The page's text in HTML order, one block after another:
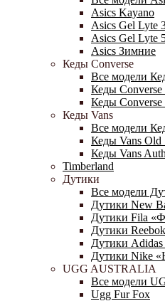
Asics Kayano
Asics Gel Lyte
Asics Gel Lyte
Asics Зимние
Кеды Converse
Все модели
Кеды
Кеды
Кеды Vans
Все модели
Кеды Vans Old
Кеды Vans
Timberland
Дутики
Все модели
Дутики New
Дутики Fila
Дутики
Дутики
Дутики Nike
UGG AUSTRALIA
Все модели
Ugg Fur Fox